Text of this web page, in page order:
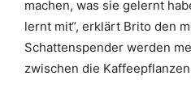
machen, was sie gelernt
lernt mit“, erklärt Brito den
Schattenspender werden
zwischen die